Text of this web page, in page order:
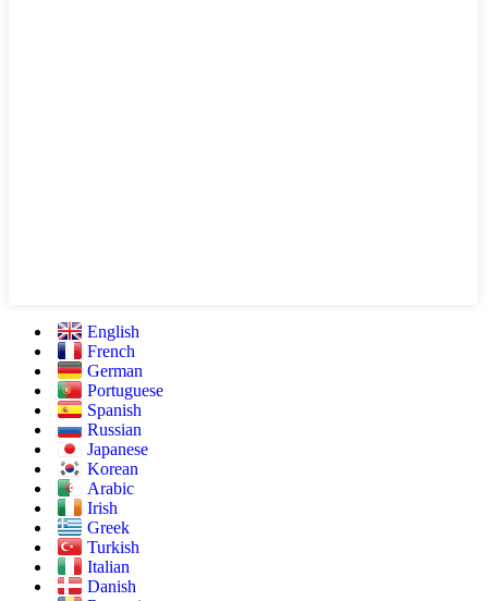
English
French
German
Portuguese
Spanish
Russian
Japanese
Korean
Arabic
Irish
Greek
Turkish
Italian
Danish